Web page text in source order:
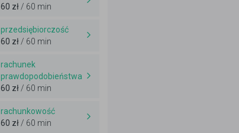
60 zł / 60 min
przedsiębiorczość
60 zł / 60 min
rachunek
prawdopodobieństwa
60 zł / 60 min
rachunkowość
60 zł / 60 min